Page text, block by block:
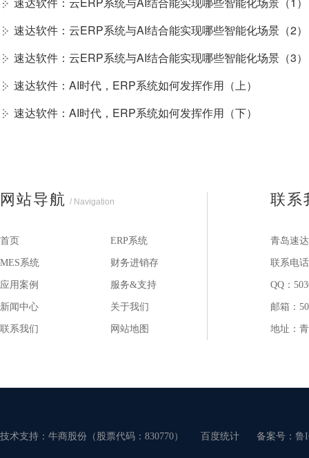
速达软件：云ERP系统与AI结合能实现哪些智能化场景（2）
速达软件：云ERP系统与AI结合能实现哪些智能化场景（3）
速达软件：AI时代，ERP系统如何发挥作用（上）
速达软件：AI时代，ERP系统如何发挥作用（下）
网站导航 / Navigation
首页 ERP系统
MES系统 财务进销存
应用案例 服务&支持
新闻中心 关于我们
联系我们 网站地图
联系
青岛速
联系电话
QQ：
邮箱：
地址：
技术支持：牛商股份（股票代码：830770） 百度统计 备案号： 鲁